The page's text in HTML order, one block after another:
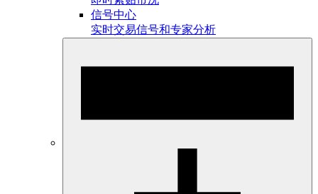
信号中心
实时交易信号和专家分析